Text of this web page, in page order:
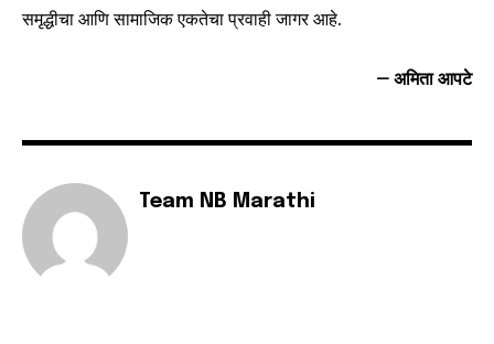
समृद्धीचा आणि सामाजिक एकतेचा प्रवाही जागर आहे.
– अमिता आपटे
Team NB Marathi